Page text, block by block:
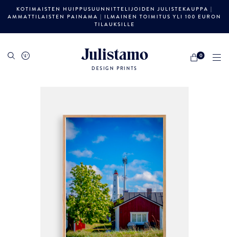
KOTIMAISTEN HUIPPUSUUNNITTELIJOIDEN JULISTEKAUPPA |
AMMATTILAISTEN PAINAMA | ILMAINEN TOIMITUS YLI 100 EURON
TILAUKSILLE
Julistamo
DESIGN PRINTS
0